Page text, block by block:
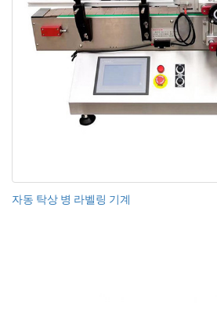
자동 탁상 병 라벨링 기계